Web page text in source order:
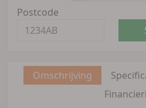
Postcode
Omschrijving